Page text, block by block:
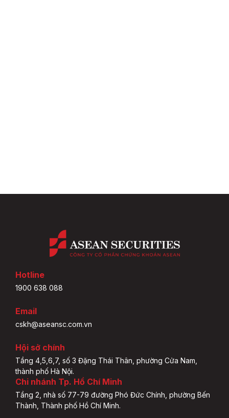
Hotline
1900 638 088
Email
cskh@aseansc.com.vn
Hội sở chính
Tầng 4,5,6,7, số 3 Đặng Thái Thân, phường Cửa Nam,
thành phố Hà Nội.
Chi nhánh Tp. Hồ Chí Minh
Tầng 2, nhà số 77-79 đường Phó Đức Chính, phường Bến
Thành, Thành phố Hồ Chí Minh.